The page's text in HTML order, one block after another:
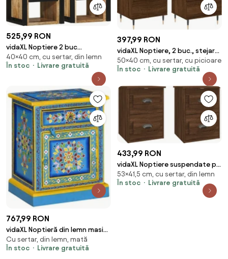
525,99 RON
vidaXL Noptiere 2 buc
40x35x40 cm lemn masiv de
mango
40×40 cm, cu sertar, din lemn
În stoc
Livrare gratuită
397,99 RON
vidaXL Noptiere, 2 buc., stejar
maro, 40x35x50 cm, lemn
compozit
50×40 cm, cu sertar, cu picioare
În stoc
Livrare gratuită
767,99 RON
vidaXL Noptieră din lemn masiv
de mango, turcoaz, pictată
manual
Cu sertar, din lemn, mată
În stoc
Livrare gratuită
433,99 RON
vidaXL Noptiere suspendate pe
perete, 2 buc, stejar maro,
41,5x36x53cm
53×41,5 cm, cu sertar, din lemn
În stoc
Livrare gratuită